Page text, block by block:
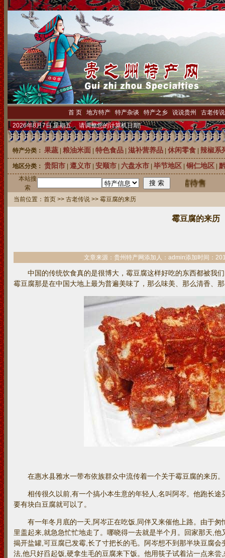
首 页 地方特产 特产杂谈 特产之乡 说说贵州
古老传说
2026年8月7日 星期五 请调整您的计算机日期!
特产分类： 果蔬 粮油米面 特色食品 滋补营养品 休闲零食 辣椒系
地区分类： 贵阳市 遵义市 安顺市 六盘水市 毕节地区 铜仁地区
本站搜
索
中国刺梨之乡龙里县20万株优质刺梨苗待售
当前位置： 首页 >> 古老传说 >> 霉豆腐的来历
霉豆腐的来历
文章来源：贵州特产网添加人：admin添加时间：
中国的传统饮食真的是很博大，霉豆腐这样好吃的东西都被我们
霉豆腐那是在中国大地上最为普遍美味了，那么味美、那么清香、
在惠水县雅水一带布依族群众中流传着一个关于霉豆腐的来历。
相传很久以前,有一个搞小本生意的年轻人,名叫阿岑。他跑长途
要有块白豆腐就可以了。
有一年冬月底的一天,阿岑正在吃饭,同伴又来催他上路。由于匆
里盖起来,就急急忙忙地走了。哪晓得一去就是半个月。回家那天,
揭开盐罐,可豆腐已发霉,长了寸把长的毛。阿岑想不到那半块豆腐
法,他只好舀起饭,硬拿生毛的豆腐来下饭。他用筷子试着沾一点来